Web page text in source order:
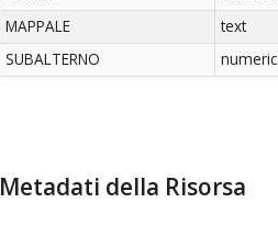
MAPPALE
text
SUBALTERNO
numeric
Metadati della Risorsa